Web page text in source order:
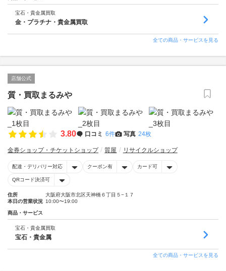
宝石・貴金属買取
金・プラチナ・貴金属買取
全ての商品・サービスを見る
店舗公式
質・買取まるみや
3.80 口コミ 6件 写真 24枚
金券ショップ・チケットショップ 質屋 リサイクルショップ
配達・デリバリー対応 クーポン有 カード可
QRコード決済可
住所
大阪府大阪市北区天神橋６丁目５−１７
本日の営業状況 10:00〜19:00
商品・サービス
宝石・貴金属買取
宝石・貴金属
全ての商品・サービスを見る